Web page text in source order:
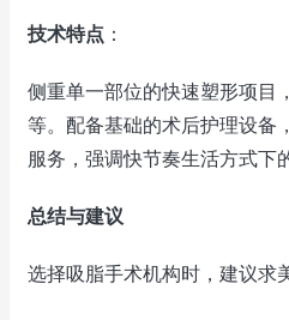
技术特点 ：
侧重单一部位的快速塑形项目
等。配备基础的术后护理设备
服务，强调快节奏生活方式下
总结与建议
选择吸脂手术机构时，建议求